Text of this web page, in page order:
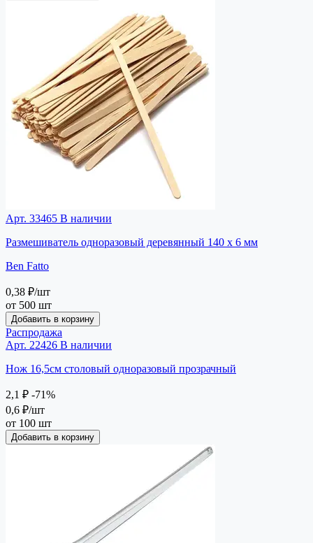
Арт. 33465 В наличии
Размешиватель одноразовый деревянный 140 х 6 мм
Ben Fatto
0,38 ₽/шт
от 500 шт
Добавить в корзину
Распродажа
Арт. 22426 В наличии
Нож 16,5см столовый одноразовый прозрачный
2,1 ₽ -71%
0,6 ₽/шт
от 100 шт
Добавить в корзину